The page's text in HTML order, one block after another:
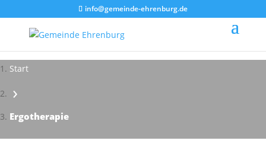
info@gemeinde-ehrenburg.de
Start
›
Ergotherapie
Impressionen - Mareike Kranz